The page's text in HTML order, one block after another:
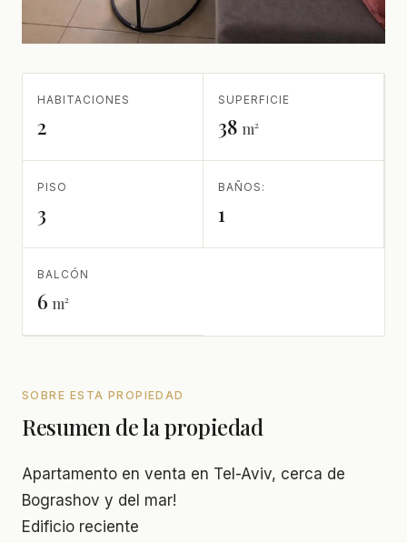
HABITACIONES
2
SUPERFICIE
38 m²
PISO
3
BAÑOS:
1
BALCÓN
6 m²
SOBRE ESTA PROPIEDAD
Resumen de la propiedad
Apartamento en venta en Tel-Aviv, cerca de
Bograshov y del mar!
Edificio reciente